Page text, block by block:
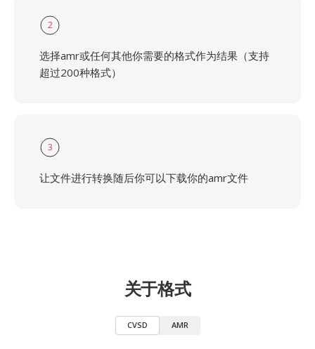
2
选择amr或任何其他你需要的格式作为结果（支持
超过200种格式）
3
让文件进行转换随后你可以下载你的amr文件
关于格式
CVSD AMR